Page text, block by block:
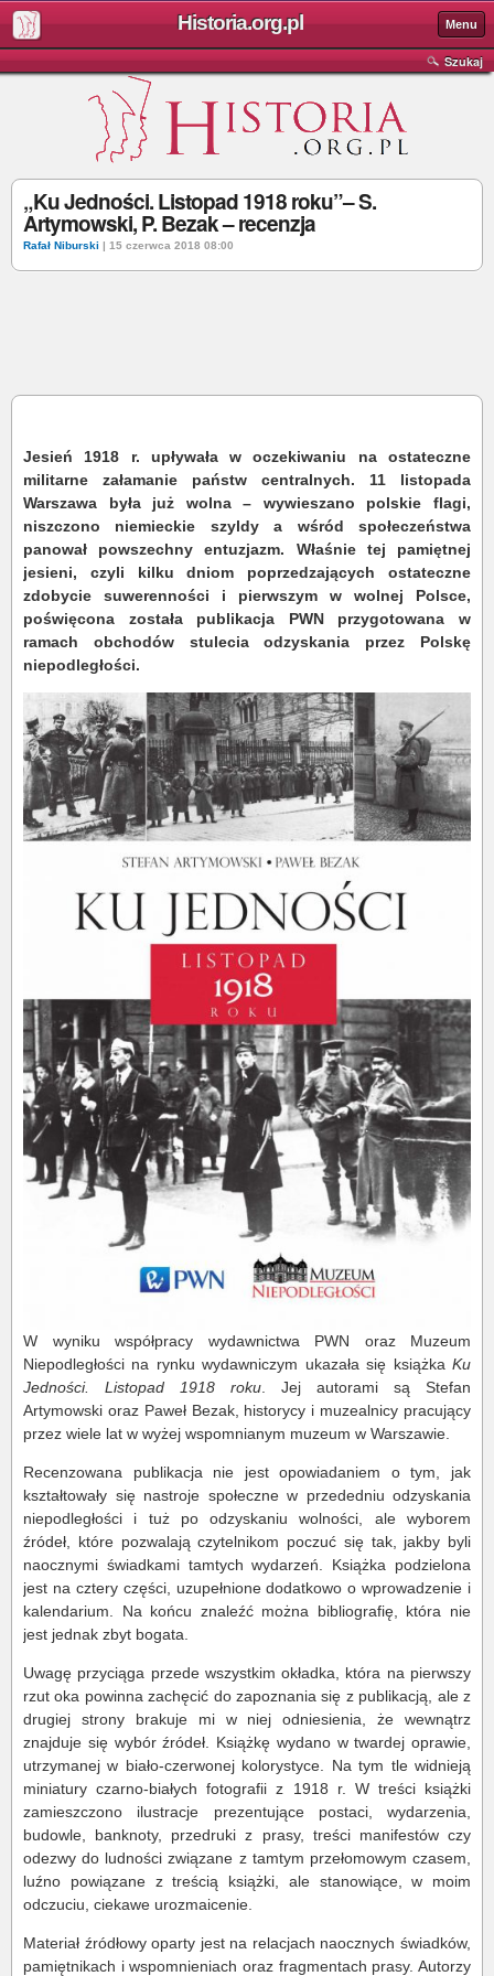
Historia.org.pl Menu
Szukaj
„Ku Jedności. Listopad 1918 roku”– S.
Artymowski, P. Bezak – recenzja
Rafał Niburski | 15 czerwca 2018 08:00
Jesień 1918 r. upływała w oczekiwaniu na ostateczne
militarne załamanie państw centralnych. 11 listopada
Warszawa była już wolna – wywieszano polskie flagi,
niszczono niemieckie szyldy a wśród społeczeństwa
panował powszechny entuzjazm. Właśnie tej pamiętnej
jesieni, czyli kilku dniom poprzedzających ostateczne
zdobycie suwerenności i pierwszym w wolnej Polsce,
poświęcona została publikacja PWN przygotowana w
ramach obchodów stulecia odzyskania przez Polskę
niepodległości.
W wyniku współpracy wydawnictwa PWN oraz Muzeum
Niepodległości na rynku wydawniczym ukazała się książka Ku
Jedności. Listopad 1918 roku . Jej autorami są Stefan
Artymowski oraz Paweł Bezak, historycy i muzealnicy pracujący
przez wiele lat w wyżej wspomnianym muzeum w Warszawie.
Recenzowana publikacja nie jest opowiadaniem o tym, jak
kształtowały się nastroje społeczne w przededniu odzyskania
niepodległości i tuż po odzyskaniu wolności, ale wyborem
źródeł, które pozwalają czytelnikom poczuć się tak, jakby byli
naocznymi świadkami tamtych wydarzeń. Książka podzielona
jest na cztery części, uzupełnione dodatkowo o wprowadzenie i
kalendarium. Na końcu znaleźć można bibliografię, która nie
jest jednak zbyt bogata.
Uwagę przyciąga przede wszystkim okładka, która na pierwszy
rzut oka powinna zachęcić do zapoznania się z publikacją, ale z
drugiej strony brakuje mi w niej odniesienia, że wewnątrz
znajduje się wybór źródeł. Książkę wydano w twardej oprawie,
utrzymanej w biało-czerwonej kolorystyce. Na tym tle widnieją
miniatury czarno-białych fotografii z 1918 r. W treści książki
zamieszczono ilustracje prezentujące postaci, wydarzenia,
budowle, banknoty, przedruki z prasy, treści manifestów czy
odezwy do ludności związane z tamtym przełomowym czasem,
luźno powiązane z treścią książki, ale stanowiące, w moim
odczuciu, ciekawe urozmaicenie.
Materiał źródłowy oparty jest na relacjach naocznych świadków,
pamiętnikach i wspomnieniach oraz fragmentach prasy. Autorzy